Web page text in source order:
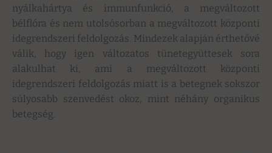
nyálkahártya és immunfunkció, a megváltozott
bélflóra és nem utolsósorban a megváltozott központi
idegrendszeri feldolgozás. Mindezek alapján érthetővé
válik, hogy igen változatos tünetegyüttesek sora
alakulhat ki, ami a megváltozott központi
idegrendszeri feldolgozás miatt is a betegnek sokszor
súlyosabb szenvedést okoz, mint néhány organikus
betegség.